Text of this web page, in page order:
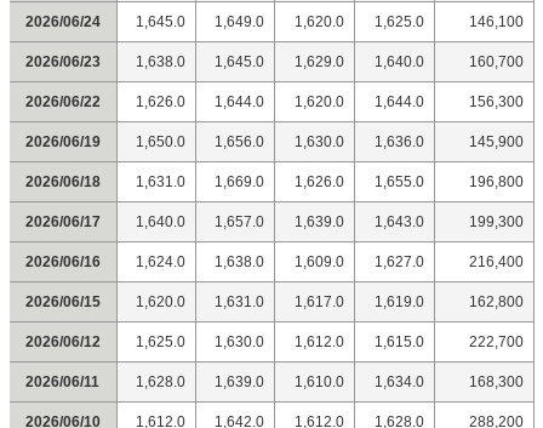
2026/06/24 1,645.0 1,649.0 1,620.0 1,625.0 146,100
2026/06/23 1,638.0 1,645.0 1,629.0 1,640.0 160,700
2026/06/22 1,626.0 1,644.0 1,620.0 1,644.0 156,300
2026/06/19 1,650.0 1,656.0 1,630.0 1,636.0 145,900
2026/06/18 1,631.0 1,669.0 1,626.0 1,655.0 196,800
2026/06/17 1,640.0 1,657.0 1,639.0 1,643.0 199,300
2026/06/16 1,624.0 1,638.0 1,609.0 1,627.0 216,400
2026/06/15 1,620.0 1,631.0 1,617.0 1,619.0 162,800
2026/06/12 1,625.0 1,630.0 1,612.0 1,615.0 222,700
2026/06/11 1,628.0 1,639.0 1,610.0 1,634.0 168,300
2026/06/10 1,612.0 1,642.0 1,612.0 1,628.0 288,200